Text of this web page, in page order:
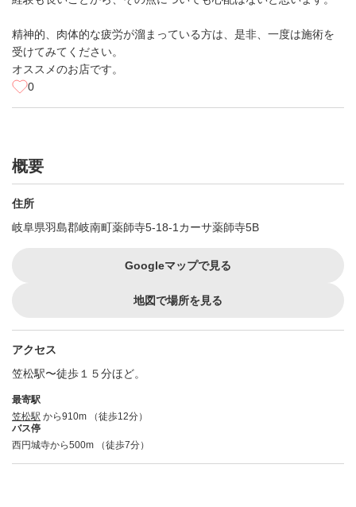
精神的、肉体的な疲労が溜まっている方は、是非、一度は施術を
受けてみてください。
オススメのお店です。
0
概要
住所
岐阜県羽島郡岐南町薬師寺5-18-1カーサ薬師寺5B
Googleマップで見る
地図で場所を見る
アクセス
笠松駅〜徒歩１５分ほど。
最寄駅
笠松駅 から910m （徒歩12分）
バス停
西円城寺から500m （徒歩7分）